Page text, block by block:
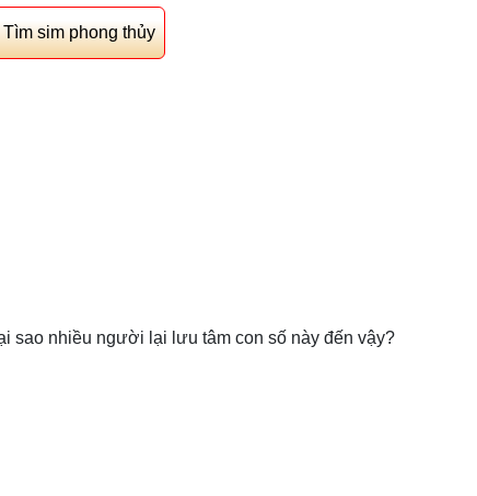
sao nhiều người lại lưu tâm con số này đến vậy?